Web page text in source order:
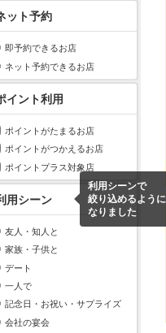
ット予約
即予約できるお店
ネット予約できるお店
イント利用
ポイントがたまるお店
ポイントがつかえるお店
ポイントプラス対象店
用シーン
利用シーンで
絞り込めるように
なりました
友人・知人と
家族・子供と
デート
一人で
記念日・お祝い・サプライズ
会社の宴会